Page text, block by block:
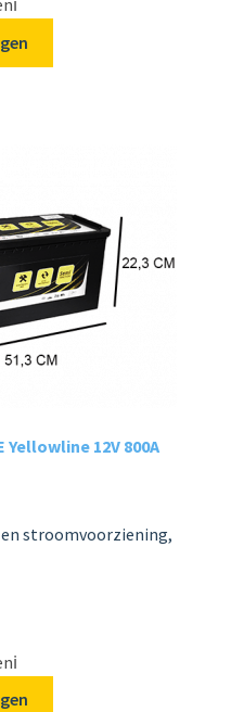
12V 800A
stroomvoorziening,
ℹ️